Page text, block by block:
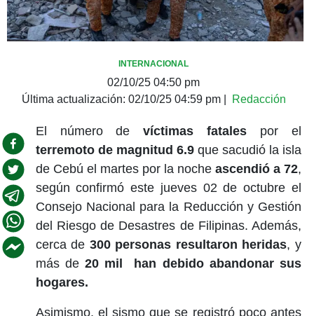
INTERNACIONAL
02/10/25 04:50 pm
Última actualización: 02/10/25 04:59 pm| Redacción
El número de víctimas fatales por el
terremoto de magnitud 6.9que sacudió la isla
de Cebú el martes por la noche ascendió a 72,
según confirmó este jueves 02 de octubre el
Consejo Nacional para la Reducción y Gestión
del Riesgo de Desastres de Filipinas. Además,
cerca de 300 personas resultaron heridas, y
más de20 mil han debido abandonar sus
hogares.
Asimismo, el sismo que se registró poco antes